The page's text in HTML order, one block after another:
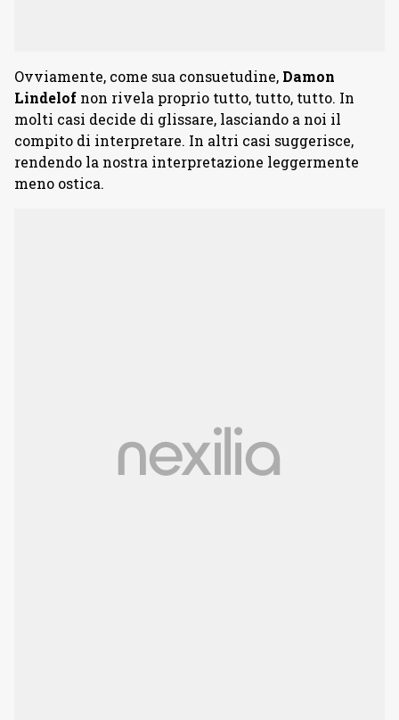
Ovviamente, come sua consuetudine, Damon
Lindelof non rivela proprio tutto, tutto, tutto. In
molti casi decide di glissare, lasciando a noi il
compito di interpretare. In altri casi suggerisce,
rendendo la nostra interpretazione leggermente
meno ostica.